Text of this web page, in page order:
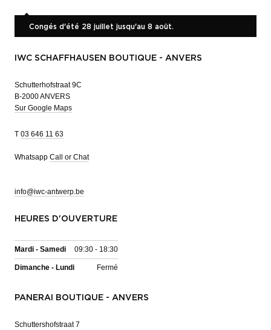
Congés d'été 28 juillet jusqu'au 8 août.
IWC SCHAFFHAUSEN BOUTIQUE - ANVERS
Schutterhofstraat 9C
B-2000 ANVERS
Sur Google Maps
T 03 646 11 63
Whatsapp Call or Chat
info@iwc-antwerp.be
HEURES D'OUVERTURE
Mardi - Samedi 09:30 - 18:30
Dimanche - Lundi Fermé
PANERAI BOUTIQUE - ANVERS
Schuttershofstraat 7